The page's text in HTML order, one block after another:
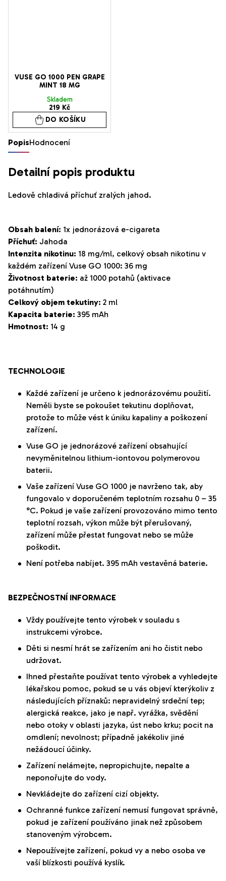
VUSE GO 1000 PEN GRAPE
MINT 18 MG
Skladem
219 Kč
DO KOŠÍKU
PopisHodnocení
Detailní popis produktu
Ledově chladivá příchuť zralých jahod.
Obsah balení: 1x jednorázová e-cigareta
Příchuť: Jahoda
Intenzita nikotinu: 18 mg/ml, celkový obsah nikotinu v
každém zařízení Vuse GO 1000: 36 mg
Životnost baterie: až 1000 potahů (aktivace
potáhnutím)
Celkový objem tekutiny: 2 ml
Kapacita baterie: 395 mAh
Hmotnost: 14 g
TECHNOLOGIE
Každé zařízení je určeno k jednorázovému použití.
Neměli byste se pokoušet tekutinu doplňovat,
protože to může vést k úniku kapaliny a poškození
zařízení.
Vuse GO je jednorázové zařízení obsahující
nevyměnitelnou lithium-iontovou polymerovou
baterii.
Vaše zařízení Vuse GO 1000 je navrženo tak, aby
fungovalo v doporučeném teplotním rozsahu 0 – 35
°C. Pokud je vaše zařízení provozováno mimo tento
teplotní rozsah, výkon může být přerušovaný,
zařízení může přestat fungovat nebo se může
poškodit.
Není potřeba nabíjet. 395 mAh vestavěná baterie.
BEZPEČNOSTNÍ INFORMACE
Vždy používejte tento výrobek v souladu s
instrukcemi výrobce.
Děti si nesmí hrát se zařízením ani ho čistit nebo
udržovat.
Ihned přestaňte používat tento výrobek a vyhledejte
lékařskou pomoc, pokud se u vás objeví kterýkoliv z
následujících příznaků: nepravidelný srdeční tep;
alergická reakce, jako je např. vyrážka, svědění
nebo otoky v oblasti jazyka, úst nebo krku; pocit na
omdlení; nevolnost; případně jakékoliv jiné
nežádoucí účinky.
Zařízení nelámejte, nepropichujte, nepalte a
neponořujte do vody.
Nevkládejte do zařízení cizí objekty.
Ochranné funkce zařízení nemusí fungovat správně,
pokud je zařízení používáno jinak než způsobem
stanoveným výrobcem.
Nepoužívejte zařízení, pokud vy a nebo osoba ve
vaší blízkosti používá kyslík.